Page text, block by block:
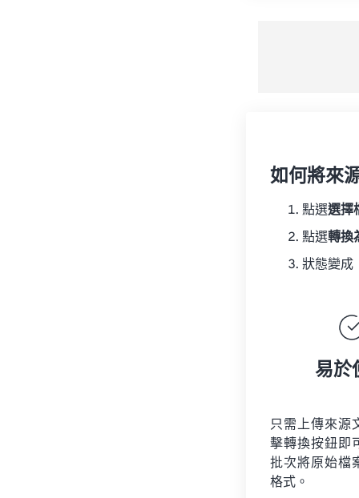
如何將來
點選選擇
點選轉換
狀態變成
易於
只需上傳來源
擊轉換按鈕即
批次將原始檔
格式。